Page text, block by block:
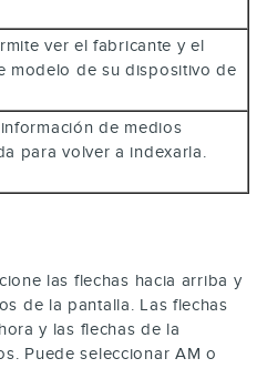
ver el fabricante y el
modelo de su dispositivo de
de medios
para volver a indexarla.
las flechas hacia arriba y
de la pantalla. Las flechas
y las flechas de la
Puede seleccionar AM o